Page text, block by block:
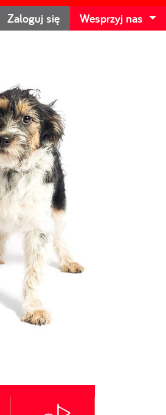
Zaloguj się Wesprzyj nas